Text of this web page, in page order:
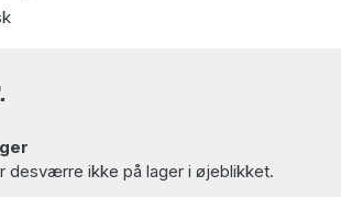
desværre ikke på lager i øjeblikket.